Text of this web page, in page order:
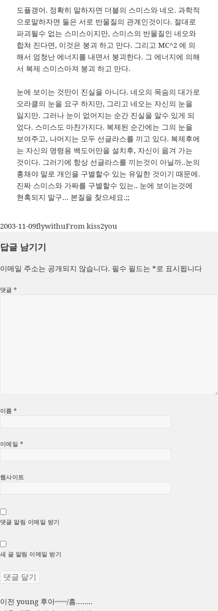
도플갱어. 정확히 말하자면 더블의 스미스와 네오. 과학적
으로말하자면 둘은 서로 반물질의 관계인것이다. 절대로
파괴될수 없는 스미스이지만, 스미스의 반물질인 네오와
합쳐 진다면, 이것은 붕괴 하고 만다. 그리고 MC^2 에 의
해서 엄청난 에너지를 내면서 붕괴한다. 그 에너지에 의해
서 복제 스미스마져 붕괴 하고 만다.
눈에 보이는 것만이 진실을 아니다. 네오의 목숨의 대가로
오라클의 눈을 요구 하지만, 그리고 네오는 자신의 눈을
잃지만. 그러나 눈이 없어지는 순간 진실을 알수 있게 되
었다. 스미스도 마찬가지다. 복제된 순간에는 그의 눈을
보여주고, 나머지는 모두 선글라스를 끼고 있다. 복제후에
는 자신의 명령용 백도어만을 설치후, 자신이 옮겨 가는
것이다. 그러기에 항상 선글라스를 끼는것이 아닐까..눈의
홍채야 말로 개인을 구별할수 있는 유일한 것이기 때문에.
진짜 스미스와 가짜를 구별할수 있는.. 눈에 보이는것에
현혹되지 말구… 본질을 찾으세요.;;
작
일
2003-11-09글
이
flywithu카
From kiss2you
답글 남기기
이메일 주소는 공개되지 않습니다. 필수 필드는 *로 표시됩니다
댓글*
이름*
이메일 *
웹사이트
댓글 알림 이메일 받기
새 글 알림 이메일 받기
글
이전 이
young 후아~~~/흠……..